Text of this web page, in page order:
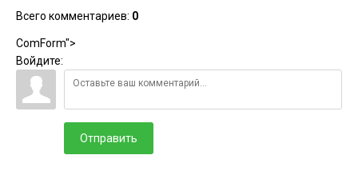
Всего комментариев: 0
ComForm">
Войдите:
Отправить